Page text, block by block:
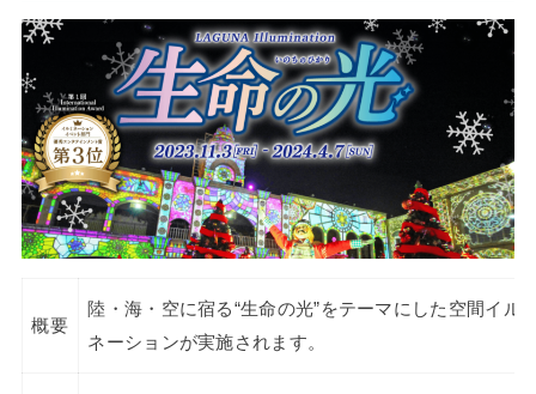
概要
陸・海・空に宿る“生命の光”をテーマにした空間イル
ネーションが実施されます。